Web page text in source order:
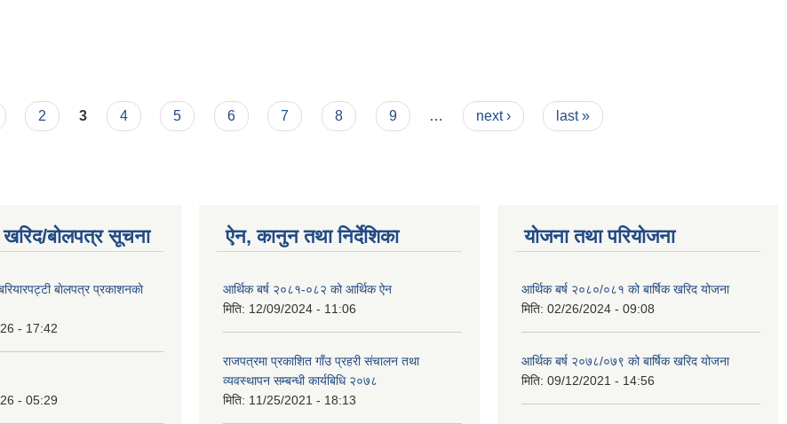
2 3 4 5 6 7 8 9 … next › last »
खरिद/बोलपत्र सूचना
बाेलपत्र प्रकाशनकाे
- 17:42
- 05:29
ऐन, कानुन तथा निर्देशिका
आर्थिक बर्ष २०८१-०८२ को आर्थिक ऐन
मिति: 12/09/2024 - 11:06
राजपत्रमा प्रकाशित गाँउ प्रहरी संचालन तथा
व्यवस्थापन सम्बन्धी कार्यबिधि २०७८
मिति: 11/25/2021 - 18:13
योजना तथा परियोजना
आर्थिक बर्ष २०८०/०८१ को बार्षिक खरिद योजना
मिति: 02/26/2024 - 09:08
आर्थिक बर्ष २०७८/०७९ को बार्षिक खरिद योजना
मिति: 09/12/2021 - 14:56